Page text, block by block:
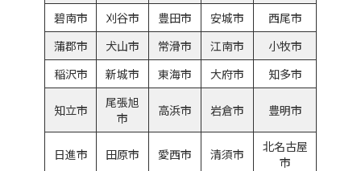
碧南市 刈谷市 豊田市 安城市 西尾市
蒲郡市 犬山市 常滑市 江南市 小牧市
稲沢市 新城市 東海市 大府市 知多市
知立市
尾張旭
市
高浜市 岩倉市 豊明市
日進市 田原市 愛西市 清須市
北名古屋
市